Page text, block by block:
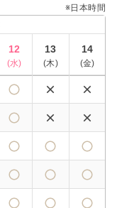
※日本時間
12
(水)
13
(木)
14
(金)